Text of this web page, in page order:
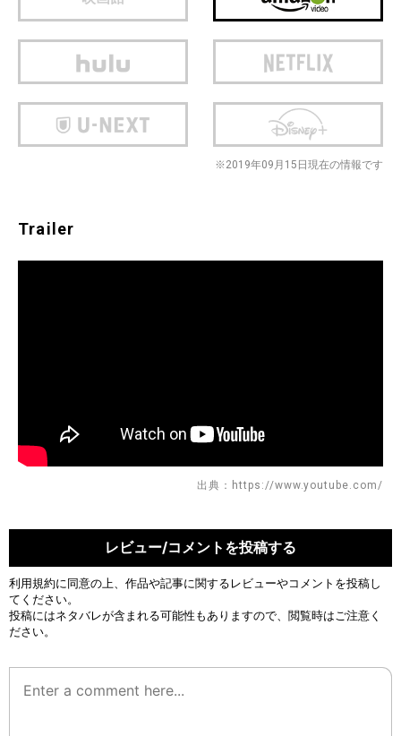
※2019年09月15日現在の情報です
Trailer
出典：https://www.youtube.com/
レビュー/コメントを投稿する
利用規約に同意の上、作品や記事に関するレビューやコメントを投稿し
てください。
投稿にはネタバレが含まれる可能性もありますので、閲覧時はご注意く
ださい。